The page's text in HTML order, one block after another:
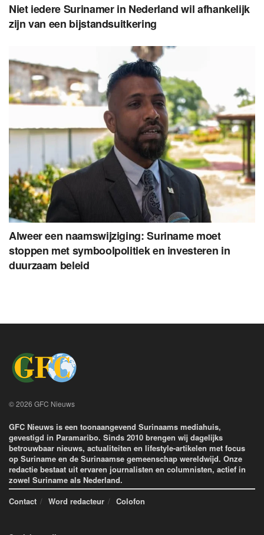
Niet iedere Surinamer in Nederland wil afhankelijk
zijn van een bijstandsuitkering
Alweer een naamswijziging: Suriname moet
stoppen met symboolpolitiek en investeren in
duurzaam beleid
© 2026 GFC Nieuws
GFC Nieuws is een toonaangevend Surinaams mediahuis,
gevestigd in Paramaribo. Sinds 2010 brengen wij dagelijks
betrouwbaar nieuws, actualiteiten en lifestyle-artikelen met focus
op Suriname en de Surinaamse gemeenschap wereldwijd. Onze
redactie bestaat uit ervaren journalisten en columnisten, actief in
zowel Suriname als Nederland.
Contact
Word redacteur Colofon